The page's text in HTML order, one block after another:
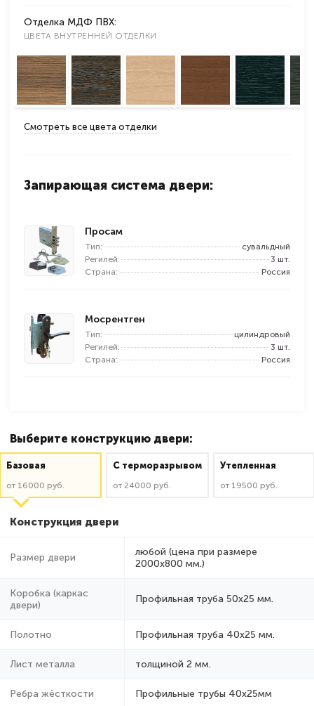
Отделка МДФ ПВХ:
ЦВЕТА ВНУТРЕННЕЙ ОТДЕЛКИ
Смотреть все цвета отделки
Запирающая система двери:
Просам
Тип:
сувальдный
Регилей:
3 шт.
Страна:
Россия
Мосрентген
Тип:
цилиндровый
Регилей:
3 шт.
Страна:
Россия
Выберите конструкцию двери:
Базовая
от 16000 руб.
C терморазрывом
от 24000 руб.
Утепленная
от 19500 руб.
Конструкция двери
Размер двери
любой (цена при размере
2000x800 мм.)
Коробка (каркас
двери)
Профильная труба 50х25 мм.
Полотно Профильная труба 40х25 мм.
Лист металла толщиной 2 мм.
Ребра жёсткости Профильные трубы 40х25мм